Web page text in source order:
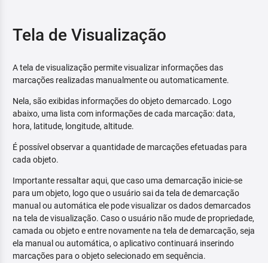
Tela de Visualização
A tela de visualização permite visualizar informações das
marcações realizadas manualmente ou automaticamente.
Nela, são exibidas informações do objeto demarcado. Logo
abaixo, uma lista com informações de cada marcação: data,
hora, latitude, longitude, altitude.
É possível observar a quantidade de marcações efetuadas para
cada objeto.
Importante ressaltar aqui, que caso uma demarcação inicie-se
para um objeto, logo que o usuário sai da tela de demarcação
manual ou automática ele pode visualizar os dados demarcados
na tela de visualização. Caso o usuário não mude de propriedade,
camada ou objeto e entre novamente na tela de demarcação, seja
ela manual ou automática, o aplicativo continuará inserindo
marcações para o objeto selecionado em sequência.